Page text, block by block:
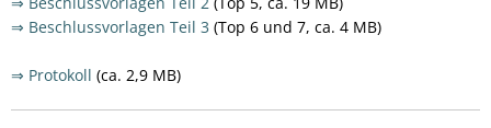
⇒ Beschlussvorlagen Teil 3 (Top 6 und 7, ca. 4 MB)
⇒ Protokoll (ca. 2,9 MB)